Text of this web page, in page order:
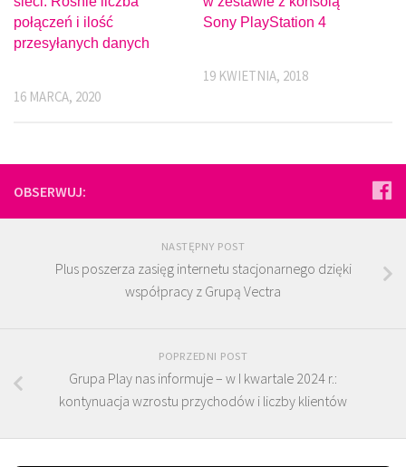
połączeń i ilość
przesyłanych danych
16 MARCA, 2020
Sony PlayStation 4
19 KWIETNIA, 2018
OBSERWUJ:
NASTĘPNY POST
Plus poszerza zasięg internetu stacjonarnego dzięki
współpracy z Grupą Vectra
POPRZEDNI POST
Grupa Play nas informuje – w I kwartale 2024 r.:
kontynuacja wzrostu przychodów i liczby klientów